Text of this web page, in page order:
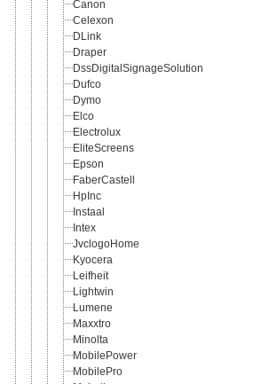
Canon
Celexon
DLink
Draper
DssDigitalSignageSolution
Dufco
Dymo
Elco
Electrolux
EliteScreens
Epson
FaberCastell
HpInc
Instaal
Intex
JvclogoHome
Kyocera
Leifheit
Lightwin
Lumene
Maxxtro
Minolta
MobilePower
MobilePro